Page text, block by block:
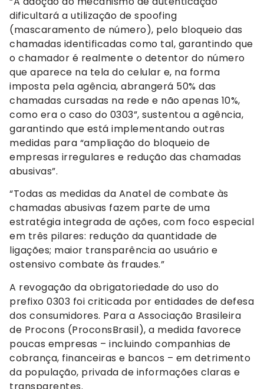
dificultará a utilização de spoofing
(mascaramento de número), pelo bloqueio das
chamadas identificadas como tal, garantindo que
o chamador é realmente o detentor do número
que aparece na tela do celular e, na forma
imposta pela agência, abrangerá 50% das
chamadas cursadas na rede e não apenas 10%,
como era o caso do 0303”, sustentou a agência,
garantindo que está implementando outras
medidas para “ampliação do bloqueio de
empresas irregulares e redução das chamadas
abusivas”.
“Todas as medidas da Anatel de combate às
chamadas abusivas fazem parte de uma
estratégia integrada de ações, com foco especial
em três pilares: redução da quantidade de
ligações; maior transparência ao usuário e
ostensivo combate às fraudes.”
A revogação da obrigatoriedade do uso do
prefixo 0303 foi criticada por entidades de defesa
dos consumidores. Para a Associação Brasileira
de Procons (ProconsBrasil), a medida favorece
poucas empresas – incluindo companhias de
cobrança, financeiras e bancos – em detrimento
da população, privada de informações claras e
transparentes.